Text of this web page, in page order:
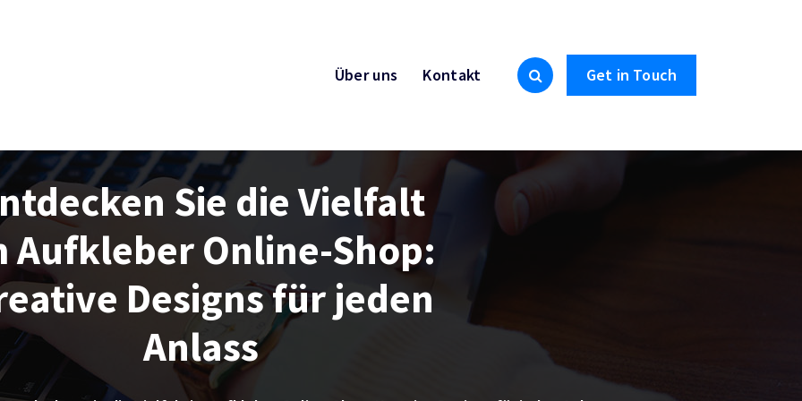
Über uns Kontakt Get in Touch
Sie die Vielfalt
Aufkleber Online-Shop:
Designs für jeden
Anlass